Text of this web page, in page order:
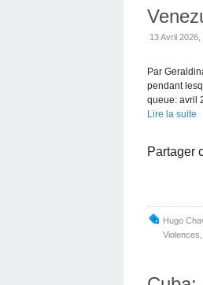
13 Avril
Par
pendant
queue: avril
Lire la suite
Partager
Hugo
Violences